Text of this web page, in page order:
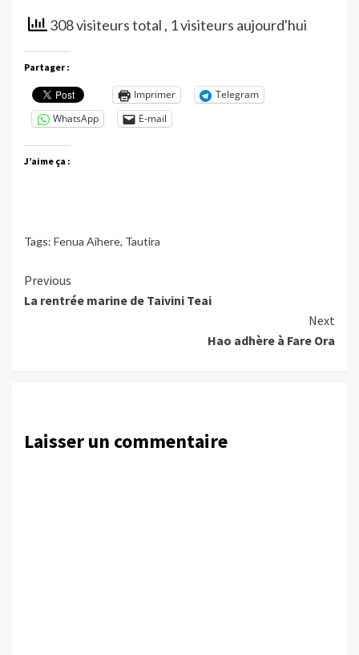
308 visiteurs total , 1 visiteurs aujourd'hui
Partager :
Imprimer
Telegram
WhatsApp
E-mail
J’aime ça :
Tags: Fenua Aihere, Tautira
Continue
Reading
Previous
La rentrée marine de Taivini Teai
Next
Hao adhère à Fare Ora
Laisser un commentaire